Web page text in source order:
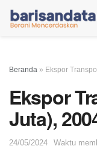
Beranda » Ekspor
Ekspor
Juta),
24/05/2024 Waktu